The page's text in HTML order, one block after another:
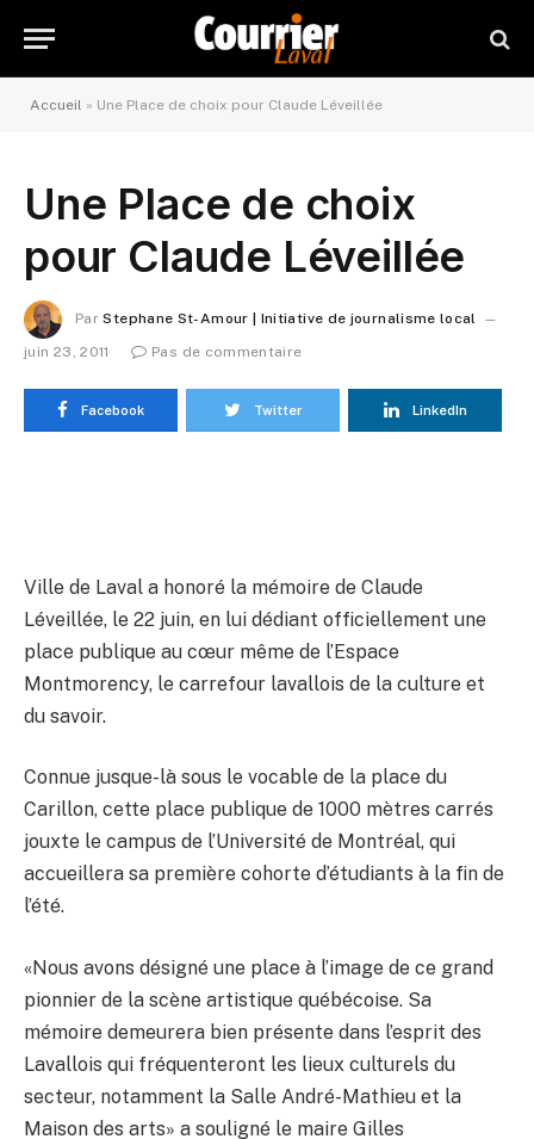
Accueil » Une Place de choix pour Claude Léveillée
Une Place de choix
pour Claude Léveillée
Par Stephane St-Amour | Initiative de journalisme local
juin 23, 2011
Pas de commentaire
Facebook Twitter LinkedIn
Ville de Laval a honoré la mémoire de Claude
Léveillée, le 22 juin, en lui dédiant officiellement une
place publique au cœur même de l’Espace
Montmorency, le carrefour lavallois de la culture et
du savoir.
Connue jusque-là sous le vocable de la place du
Carillon, cette place publique de 1000 mètres carrés
jouxte le campus de l’Université de Montréal, qui
accueillera sa première cohorte d’étudiants à la fin de
l’été.
«Nous avons désigné une place à l’image de ce grand
pionnier de la scène artistique québécoise. Sa
mémoire demeurera bien présente dans l’esprit des
Lavallois qui fréquenteront les lieux culturels du
secteur, notamment la Salle André-Mathieu et la
Maison des arts» a souligné le maire Gilles